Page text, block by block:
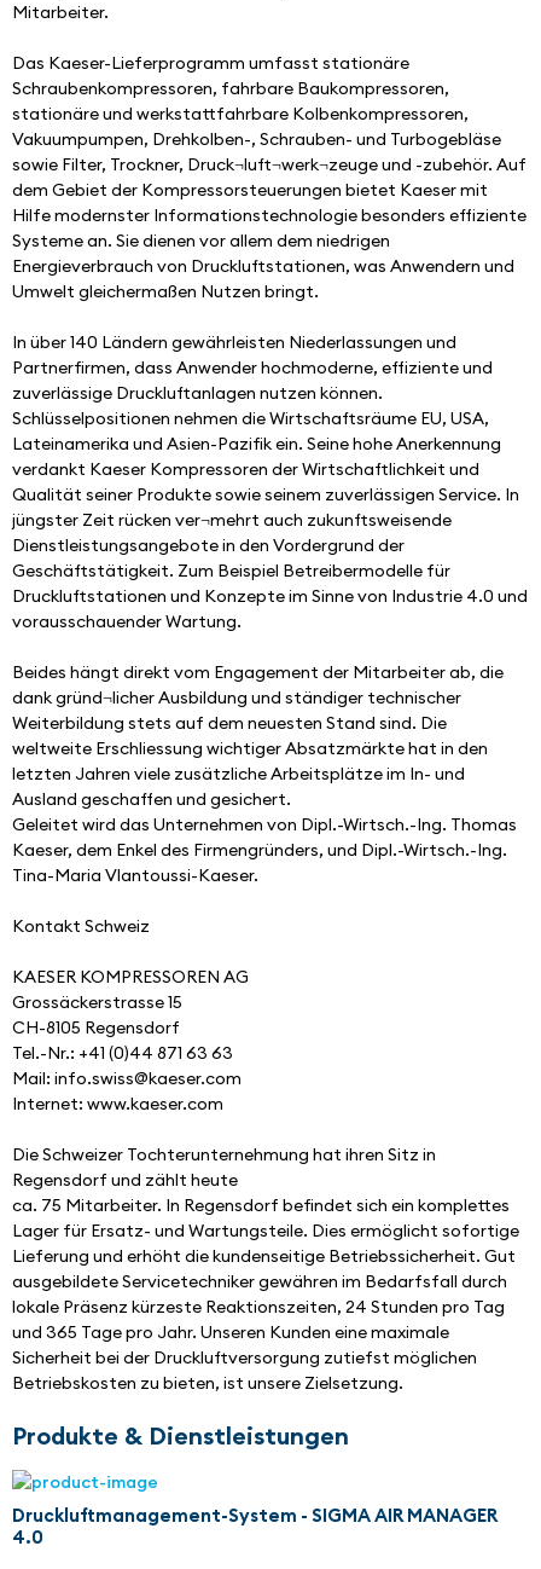
Mitarbeiter.
Das Kaeser-Lieferprogramm umfasst stationäre
Schraubenkompressoren, fahrbare Baukompressoren,
stationäre und werkstattfahrbare Kolbenkompressoren,
Vakuumpumpen, Drehkolben-, Schrauben- und Turbogebläse
sowie Filter, Trockner, Druck¬luft¬werk¬zeuge und -zubehör. Auf
dem Gebiet der Kompressorsteuerungen bietet Kaeser mit
Hilfe modernster Informationstechnologie besonders effiziente
Systeme an. Sie dienen vor allem dem niedrigen
Energieverbrauch von Druckluftstationen, was Anwendern und
Umwelt gleichermaßen Nutzen bringt.
In über 140 Ländern gewährleisten Niederlassungen und
Partnerfirmen, dass Anwender hochmoderne, effiziente und
zuverlässige Druckluftanlagen nutzen können.
Schlüsselpositionen nehmen die Wirtschaftsräume EU, USA,
Lateinamerika und Asien-Pazifik ein. Seine hohe Anerkennung
verdankt Kaeser Kompressoren der Wirtschaftlichkeit und
Qualität seiner Produkte sowie seinem zuverlässigen Service. In
jüngster Zeit rücken ver¬mehrt auch zukunftsweisende
Dienstleistungsangebote in den Vordergrund der
Geschäftstätigkeit. Zum Beispiel Betreibermodelle für
Druckluftstationen und Konzepte im Sinne von Industrie 4.0 und
vorausschauender Wartung.
Beides hängt direkt vom Engagement der Mitarbeiter ab, die
dank gründ¬licher Ausbildung und ständiger technischer
Weiterbildung stets auf dem neuesten Stand sind. Die
weltweite Erschliessung wichtiger Absatzmärkte hat in den
letzten Jahren viele zusätzliche Arbeitsplätze im In- und
Ausland geschaffen und gesichert.
Geleitet wird das Unternehmen von Dipl.-Wirtsch.-Ing. Thomas
Kaeser, dem Enkel des Firmengründers, und Dipl.-Wirtsch.-Ing.
Tina-Maria Vlantoussi-Kaeser.
Kontakt Schweiz
KAESER KOMPRESSOREN AG
Grossäckerstrasse 15
CH-8105 Regensdorf
Tel.-Nr.: +41 (0)44 871 63 63
Mail: info.swiss@kaeser.com
Internet: www.kaeser.com
Die Schweizer Tochterunternehmung hat ihren Sitz in
Regensdorf und zählt heute
ca. 75 Mitarbeiter. In Regensdorf befindet sich ein komplettes
Lager für Ersatz- und Wartungsteile. Dies ermöglicht sofortige
Lieferung und erhöht die kundenseitige Betriebssicherheit. Gut
ausgebildete Servicetechniker gewähren im Bedarfsfall durch
lokale Präsenz kürzeste Reaktionszeiten, 24 Stunden pro Tag
und 365 Tage pro Jahr. Unseren Kunden eine maximale
Sicherheit bei der Druckluftversorgung zutiefst möglichen
Betriebskosten zu bieten, ist unsere Zielsetzung.
Produkte & Dienstleistungen
Druckluftmanagement-System - SIGMA AIR MANAGER
4.0